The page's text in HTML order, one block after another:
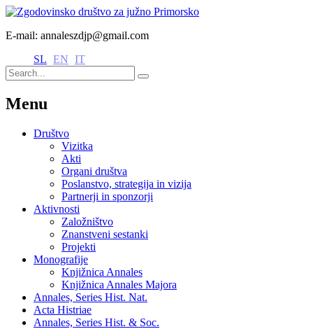
E-mail: annaleszdjp@gmail.com
SL EN IT
Menu
Društvo
Vizitka
Akti
Organi društva
Poslanstvo, strategija in vizija
Partnerji in sponzorji
Aktivnosti
Založništvo
Znanstveni sestanki
Projekti
Monografije
Knjižnica Annales
Knjižnica Annales Majora
Annales, Series Hist. Nat.
Acta Histriae
Annales, Series Hist. & Soc.